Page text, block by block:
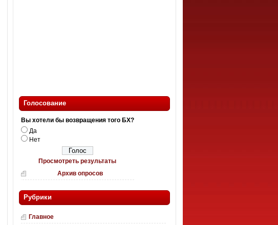
Голосование
Вы хотели бы возвращения того БХ?
Да
Нет
Просмотреть результаты
Архив опросов
Рубрики
Главное